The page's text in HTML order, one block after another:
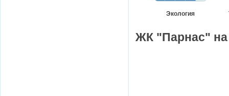
Экология
ЖК "Парнас" на